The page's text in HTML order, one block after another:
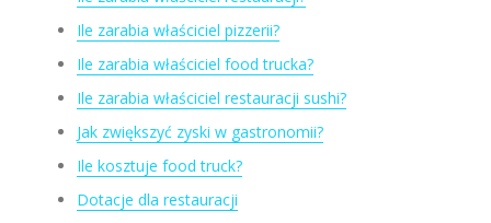
Ile zarabia właściciel pizzerii?
Ile zarabia właściciel food trucka?
Ile zarabia właściciel restauracji sushi?
Jak zwiększyć zyski w gastronomii?
Ile kosztuje food truck?
Dotacje dla restauracji